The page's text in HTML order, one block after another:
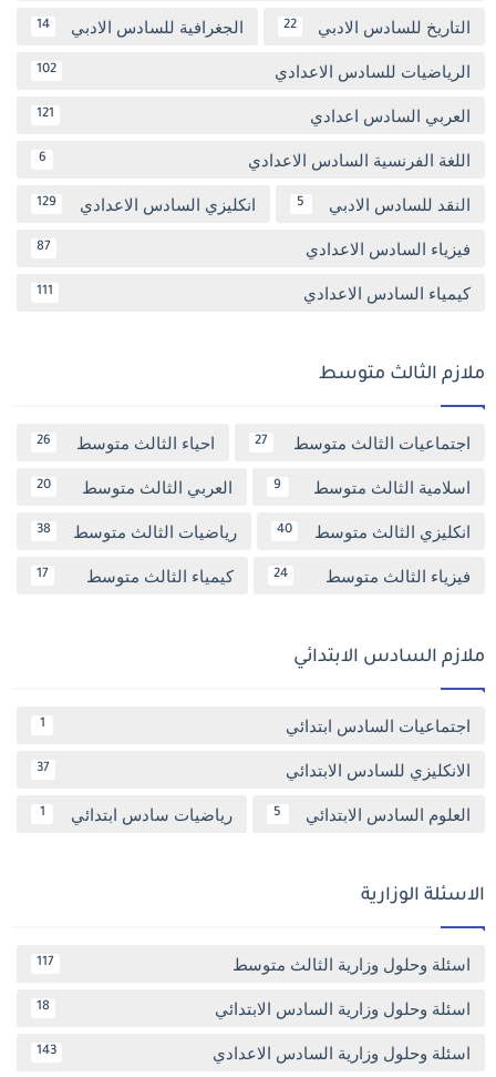
التاريخ للسادس الادبي 22 الجغرافية للسادس الادبي 14
الرياضيات للسادس الاعدادي 102
العربي السادس اعدادي 121
اللغة الفرنسية السادس الاعدادي 6
النقد للسادس الادبي 5 انكليزي السادس الاعدادي 129
فيزياء السادس الاعدادي 87
كيمياء السادس الاعدادي 111
ملازم الثالث متوسط
اجتماعيات الثالث متوسط 27 احياء الثالث متوسط 26
اسلامية الثالث متوسط 9 العربي الثالث متوسط 20
انكليزي الثالث متوسط 40 رياضيات الثالث متوسط 38
فيزياء الثالث متوسط 24 كيمياء الثالث متوسط 17
ملازم السادس الابتدائي
اجتماعيات السادس ابتدائي 1
الانكليزي للسادس الابتدائي 37
العلوم السادس الابتدائي 5 رياضيات سادس ابتدائي 1
الاسئلة الوزارية
اسئلة وحلول وزارية الثالث متوسط 117
اسئلة وحلول وزارية السادس الابتدائي 18
اسئلة وحلول وزارية السادس الاعدادي 143